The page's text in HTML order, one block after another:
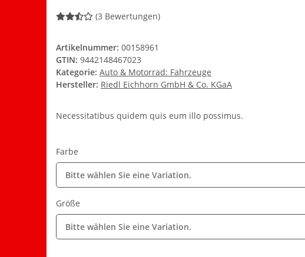
(3 Bewertungen)
Artikelnummer: 00158961
GTIN: 9442148467023
Kategorie: Auto & Motorrad: Fahrzeuge
Hersteller: Riedl Eichhorn GmbH & Co. KGaA
Necessitatibus quidem quis eum illo possimus.
Farbe
Bitte wählen Sie eine Variation.
Größe
Bitte wählen Sie eine Variation.